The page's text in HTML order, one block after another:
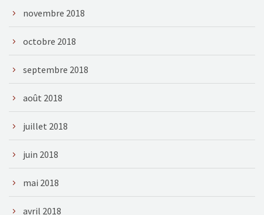
novembre 2018
octobre 2018
septembre 2018
août 2018
juillet 2018
juin 2018
mai 2018
avril 2018